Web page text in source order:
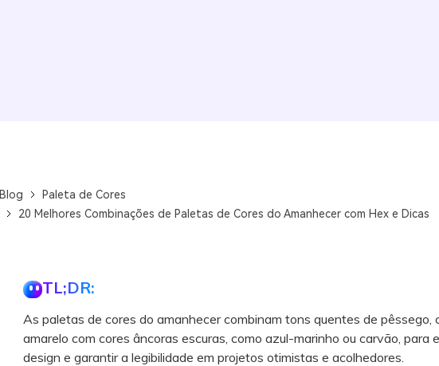
Blog
Paleta de Cores
20 Melhores Combinações de Paletas de Cores do Amanhecer com Hex e Dicas
TL;DR:
As paletas de cores do amanhecer combinam tons quentes de pêssego,
amarelo com cores âncoras escuras, como azul-marinho ou carvão, para
design e garantir a legibilidade em projetos otimistas e acolhedores.